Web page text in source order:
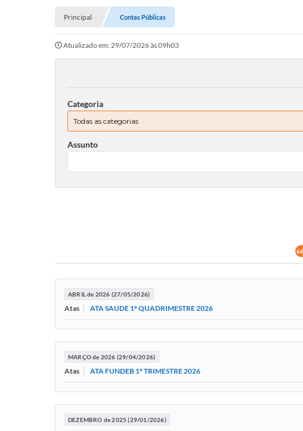
Principal Contas Públicas
Atualizado em: 29/07/2026 às 09h03
Categoria
Assunto
ABRIL de 2026 (27/05/2026)
Atas ATA SAUDE 1º QUADRIMESTRE 2026
MARÇO de 2026 (29/04/2026)
Atas ATA FUNDEB 1º TRIMESTRE 2026
DEZEMBRO de 2025 (29/01/2026)